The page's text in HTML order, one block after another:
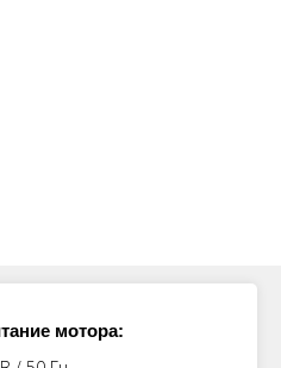
мотора: